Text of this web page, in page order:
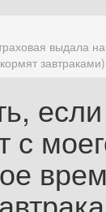
выдала
с